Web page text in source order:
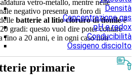
Densità
Concentrazione gas
pH e redox
Conducibilità
Ossigeno disciolto
vetro-metallo, mentre nelle
negativo presenta un foro di
batterie al litio cloruro di tionileè
gradi: questo vuol dire poter contare
fino a 20 anni, e in ogni caso non
primarie